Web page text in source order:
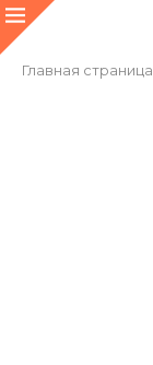
Главная страница